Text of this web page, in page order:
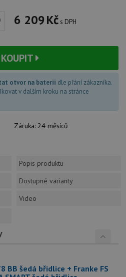
6 209Kč s DPH
KOUPIT
otvor na baterii dle přání zákazníka.
v dalším kroku na stránce
Záruka: 24 měsíců
Popis produktu
Dostupné varianty
Video
BB šedá břidlice + Franke FS